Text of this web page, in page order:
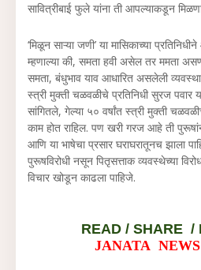
सावित्रीबाई फुले यांना ती आपल्याकडून
‘मिळून साऱ्या जणी’ या मासिकाच्या
म्हणाल्या की, समता हवी असेल तर ममता
समता, बंधुभाव याव आधारित असलेली
स्त्री मुक्ती चळवळीचे प्रतिनिधी सुरज पवार
सांगितले, गेल्या ५० वर्षांत स्त्री मुक्ती
काम होत राहिल. पण खरी गरज आहे ती
आणि या भाषेचा प्रसार घराघरातूनच झाला
पुरूषविरोधी नसून पितृसत्ताक व्यवस्थेच्या
विचार खोडून काढला पाहिजे.
READ / SHARE /
JANATA